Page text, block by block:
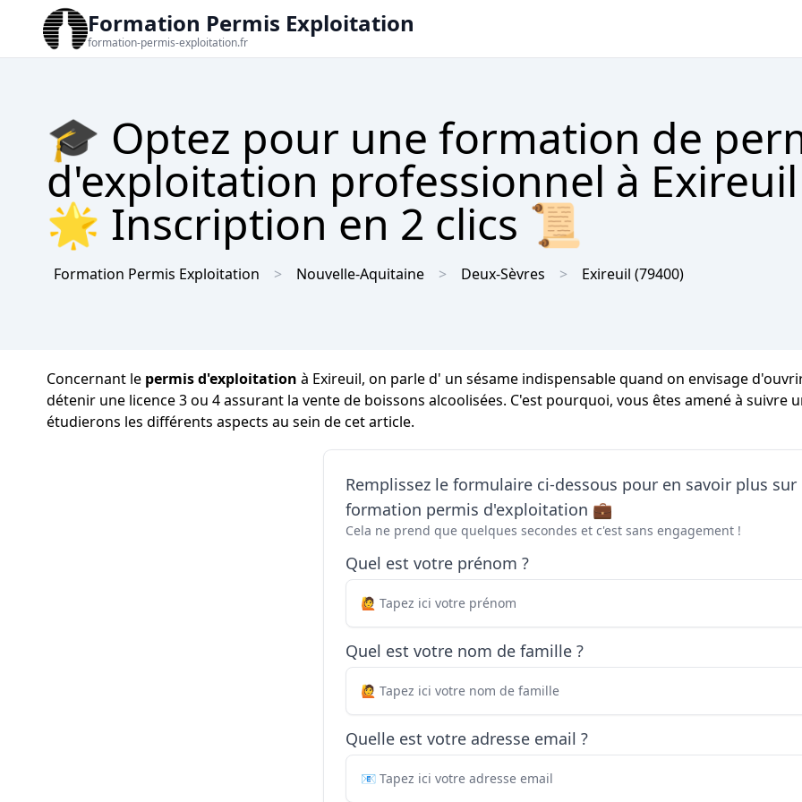
Formation Permis Exploitation
formation-permis-exploitation.fr
🎓 Optez pour une formation de
d'exploitation professionnel à Exireuil
🌟 Inscription en 2 clics 📜
Formation Permis Exploitation Nouvelle-Aquitaine Deux-Sèvres Exireuil (79400)
Concernant le permis d'exploitation à Exireuil, on parle d' un sésame indispensable quand on envisage
détenir une licence 3 ou 4 assurant la vente de boissons alcoolisées. C'est pourquoi, vous êtes amené à
étudierons les différents aspects au sein de cet article.
Remplissez le formulaire ci-dessous pour en savoir plus sur
formation permis d'exploitation 💼
Cela ne prend que quelques secondes et c'est sans engagement !
Quel est votre prénom ?
Quel est votre nom de famille ?
Quelle est votre adresse email ?